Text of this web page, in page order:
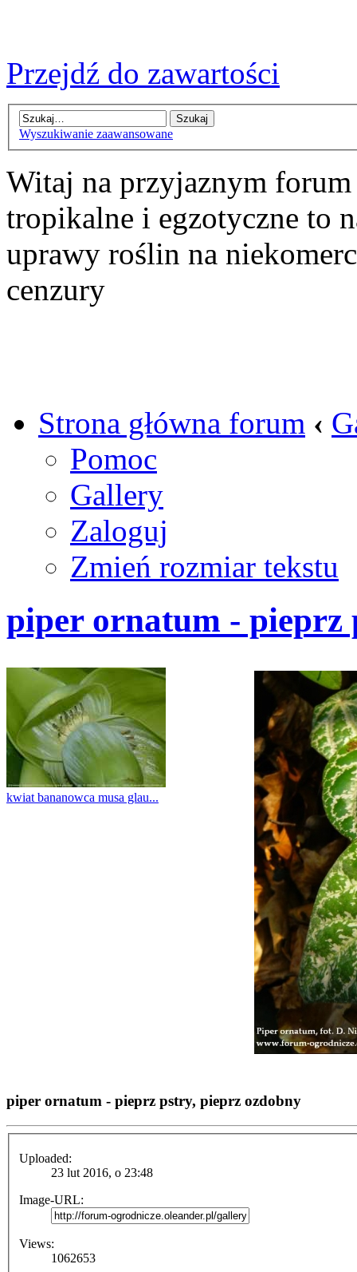
Przejdź do zawartości
Wyszukiwanie zaawansowane
Witaj na przyjaznym
tropikalne i egzotyczne to
uprawy roślin na
cenzury
Strona główna forum ‹
Pomoc
Gallery
Zaloguj
Zmień rozmiar tekstu
piper ornatum - pieprz
kwiat bananowca musa glau...
piper ornatum - pieprz pstry, pieprz ozdobny
Uploaded:
23 lut 2016, o 23:48
Image-URL:
Views:
1062653